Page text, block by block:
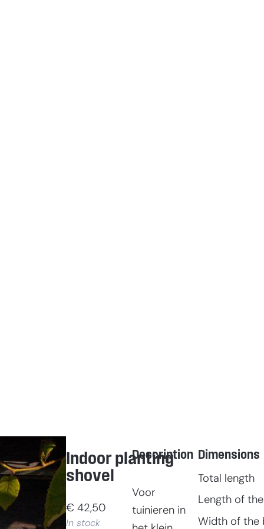
Indoor planting
shovel
€ 42,50
In stock
Description
Voor
tuinieren in
Dimensions
Total length
Length of
Width of the